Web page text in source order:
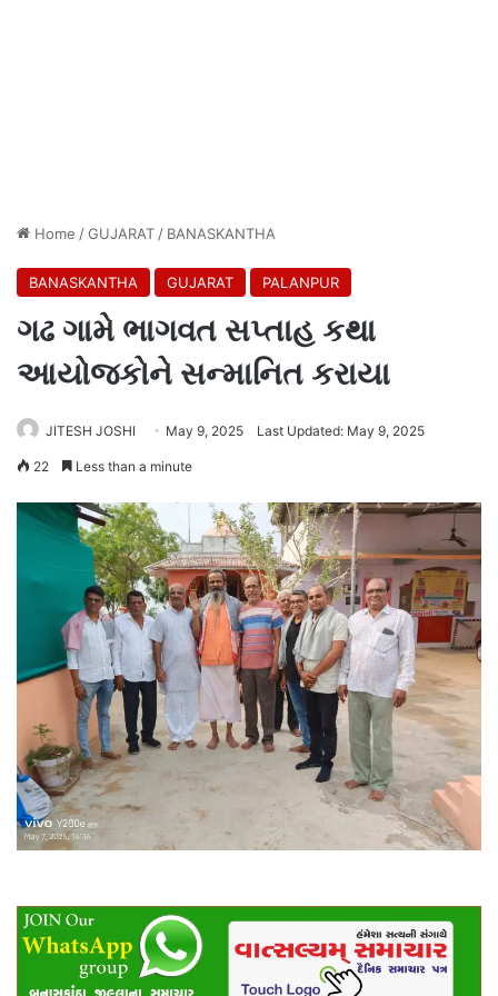
Home /GUJARAT / BANASKANTHA
BANASKANTHA GUJARAT PALANPUR
ગઢ ગામે ભાગવત સપ્તાહ કથા
આયોજકોને સન્માનિત કરાયા
JITESH JOSHI May 9, 2025 Last Updated: May 9, 2025
22 Less than a minute